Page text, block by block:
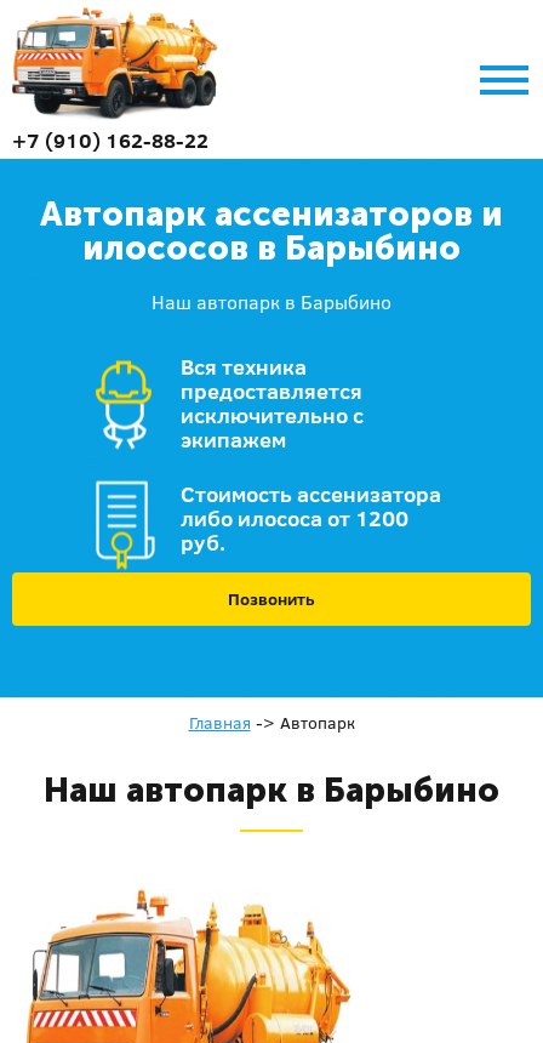
+7 (910) 162-88-22
Автопарк ассенизаторов и
илососов в Барыбино
Наш автопарк в Барыбино
Вся техника
предоставляется
исключительно с
экипажем
Стоимость ассенизатора
либо илососа от 1200
руб.
Позвонить
Главная -> Автопарк
Наш автопарк в Барыбино